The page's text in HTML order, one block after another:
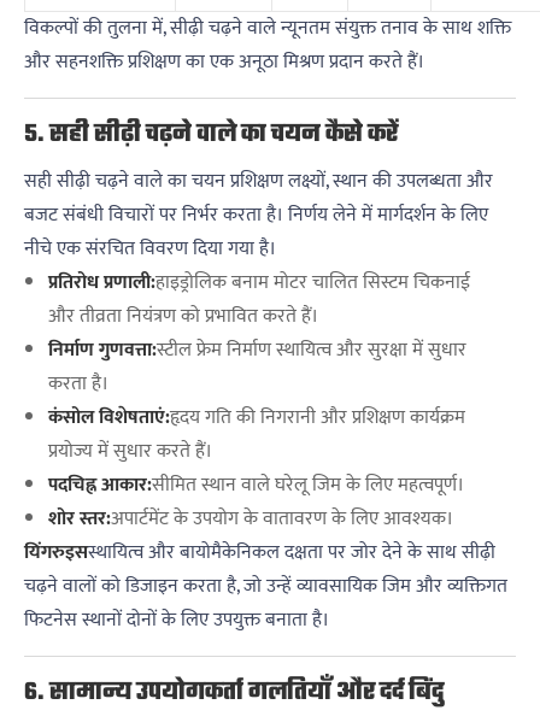
विकल्पों की तुलना में, सीढ़ी चढ़ने वाले न्यूनतम संयुक्त तनाव के साथ शक्ति
और सहनशक्ति प्रशिक्षण का एक अनूठा मिश्रण प्रदान करते हैं।
5. सही सीढ़ी चढ़ने वाले का चयन कैसे करें
सही सीढ़ी चढ़ने वाले का चयन प्रशिक्षण लक्ष्यों, स्थान की उपलब्धता और
बजट संबंधी विचारों पर निर्भर करता है। निर्णय लेने में मार्गदर्शन के लिए
नीचे एक संरचित विवरण दिया गया है।
प्रतिरोध प्रणाली:हाइड्रोलिक बनाम मोटर चालित सिस्टम चिकनाई
और तीव्रता नियंत्रण को प्रभावित करते हैं।
निर्माण गुणवत्ता:स्टील फ्रेम निर्माण स्थायित्व और सुरक्षा में सुधार
करता है।
कंसोल विशेषताएं:हृदय गति की निगरानी और प्रशिक्षण कार्यक्रम
प्रयोज्य में सुधार करते हैं।
पदचिह्न आकार:सीमित स्थान वाले घरेलू जिम के लिए महत्वपूर्ण।
शोर स्तर:अपार्टमेंट के उपयोग के वातावरण के लिए आवश्यक।
यिंगरुइसस्थायित्व और बायोमैकेनिकल दक्षता पर जोर देने के साथ सीढ़ी
चढ़ने वालों को डिजाइन करता है, जो उन्हें व्यावसायिक जिम और व्यक्तिगत
फिटनेस स्थानों दोनों के लिए उपयुक्त बनाता है।
6. सामान्य उपयोगकर्ता गलतियाँ और दर्द बिंदु